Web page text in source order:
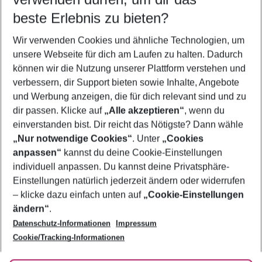
5-8 Nächte
2 Erwachsene Keine Kinder
Mehr Filter anzeigen
Footer
Footer navigation
Über uns
AGB
Bestpreisgarantie
Cookie-Einstellungen ändern
Cookie-Richtlinie
Agenturbetreuung
Barrierefreies Reisen
Folge uns
beste Erlebnis zu bieten?
Wir verwenden Cookies und ähnliche Technologien, um
unsere Webseite für dich am Laufen zu halten. Dadurch
können wir die Nutzung unserer Plattform verstehen und
verbessern, dir Support bieten sowie Inhalte, Angebote
und Werbung anzeigen, die für dich relevant sind und zu
dir passen. Klicke auf „Alle akzeptieren“, wenn du
einverstanden bist. Dir reicht das Nötigste? Dann wähle
„Nur notwendige Cookies“. Unter „Cookies
anpassen“ kannst du deine Cookie-Einstellungen
individuell anpassen. Du kannst deine Privatsphäre-
Einstellungen natürlich jederzeit ändern oder widerrufen
– klicke dazu einfach unten auf „Cookie-Einstellungen
ändern“.
Datenschutz-Informationen
Impressum
Cookie/Tracking-Informationen